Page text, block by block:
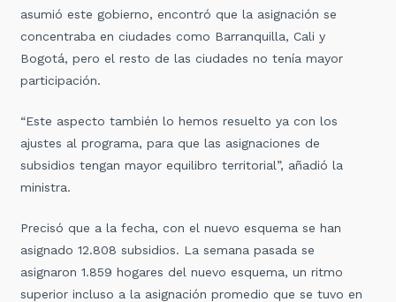
asumió este gobierno, encontró que la asignación se
concentraba en ciudades como Barranquilla, Cali y
Bogotá, pero el resto de las ciudades no tenía mayor
participación.
“Este aspecto también lo hemos resuelto ya con los
ajustes al programa, para que las asignaciones de
subsidios tengan mayor equilibro territorial”, añadió la
ministra.
Precisó que a la fecha, con el nuevo esquema se han
asignado 12.808 subsidios. La semana pasada se
asignaron 1.859 hogares del nuevo esquema, un ritmo
superior incluso a la asignación promedio que se tuvo en